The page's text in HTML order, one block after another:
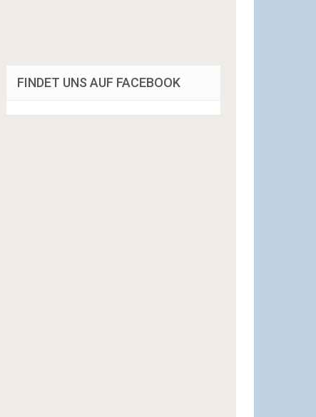
FINDET UNS AUF FACEBOOK